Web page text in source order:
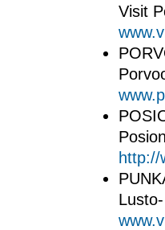
Visit
http://